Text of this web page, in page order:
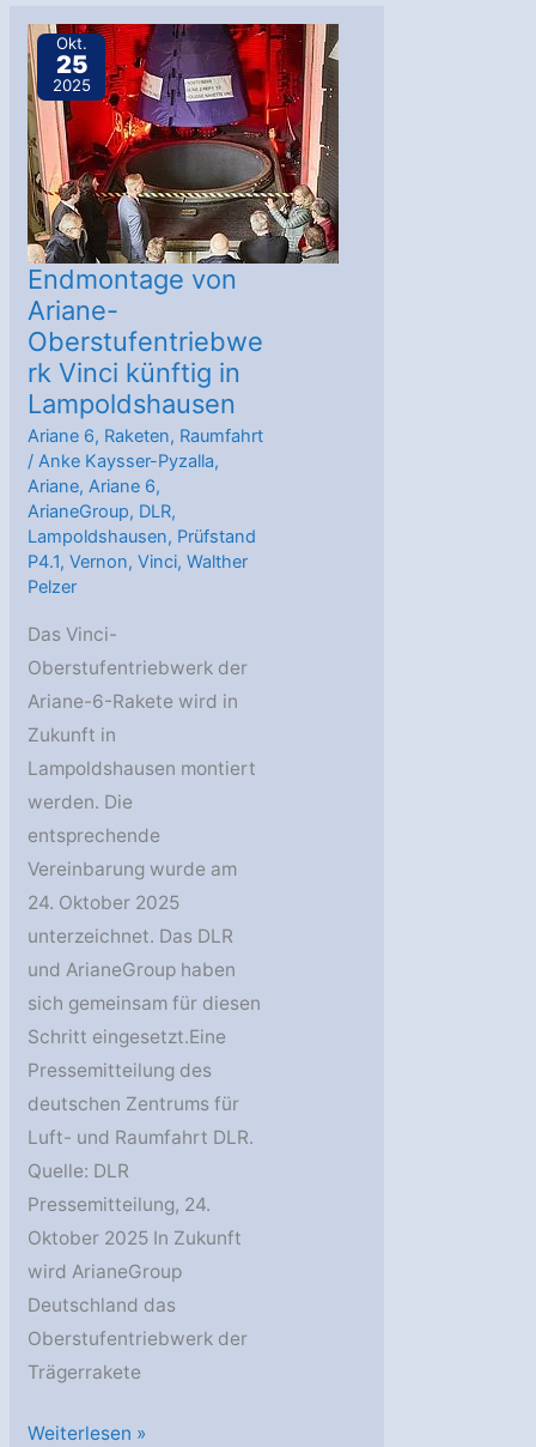
besteht
Test
Okt.
25
2025
Endmontage von
Ariane-
Oberstufentriebwe
rk Vinci künftig in
Lampoldshausen
Ariane 6, Raketen, Raumfahrt
/Anke Kaysser-Pyzalla,
Ariane,Ariane 6,
ArianeGroup, DLR,
Lampoldshausen, Prüfstand
P4.1,Vernon,Vinci,Walther
Pelzer
Das Vinci-
Oberstufentriebwerk der
Ariane-6-Rakete wird in
Zukunft in
Lampoldshausen montiert
werden. Die
entsprechende
Vereinbarung wurde am
24. Oktober 2025
unterzeichnet. Das DLR
und ArianeGroup haben
sich gemeinsam für diesen
Schritt eingesetzt.Eine
Pressemitteilung des
deutschen Zentrums für
Luft- und Raumfahrt DLR.
Quelle: DLR
Pressemitteilung, 24.
Oktober 2025 In Zukunft
wird ArianeGroup
Deutschland das
Oberstufentriebwerk der
Trägerrakete
Endmontage
Weiterlesen »